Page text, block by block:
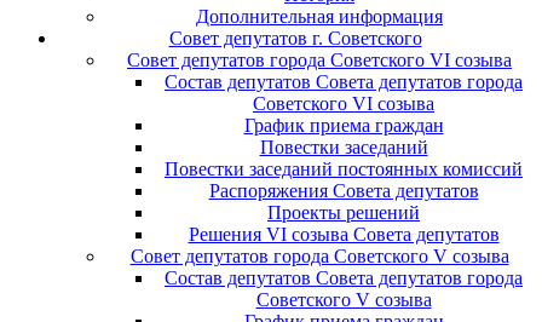
Дополнительная информация
Совет депутатов г. Советского
Совет депутатов города Советского VI созыва
Состав депутатов Совета депутатов города
Советского VI созыва
График приема граждан
Повестки заседаний
Повестки заседаний постоянных комиссий
Распоряжения Совета депутатов
Проекты решений
Решения VI созыва Совета депутатов
Совет депутатов города Советского V созыва
Состав депутатов Совета депутатов города
Советского V созыва